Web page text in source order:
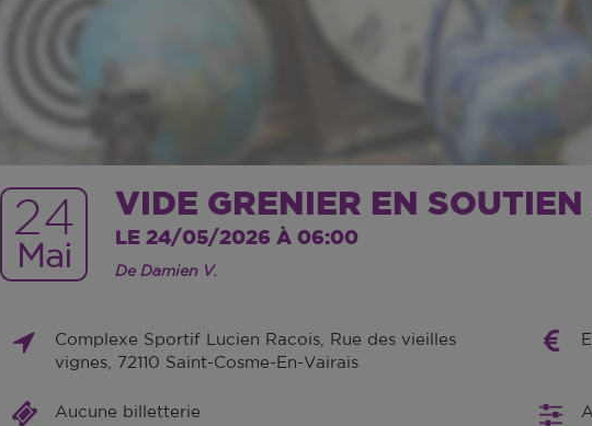
24
Mai
VIDE GRENIER EN
LE 24/05/2026 À 06:00
De Damien V.
Complexe Sportif Lucien Racois, Rue des vieilles
vignes, 72110 Saint-Cosme-En-Vairais
Aucune billetterie